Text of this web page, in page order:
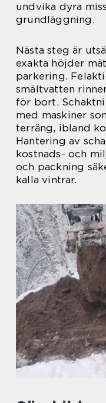
undvika dyra
grundläggning.
Nästa steg är
exakta höjder
parkering.
smältvatten
för bort.
med maskiner
terräng, ibland
Hantering av
kostnads- och
och packning
kalla vintrar.